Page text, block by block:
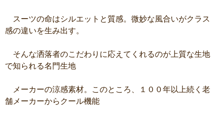
スーツの命はシルエットと質感。微妙な風合いがクラス
感の違いを生み出す。
そんな洒落者のこだわりに応えてくれるのが上質な生地
で知られる名門生地
メーカーの涼感素材。このところ、１００年以上続く老
舗メーカーからクール機能